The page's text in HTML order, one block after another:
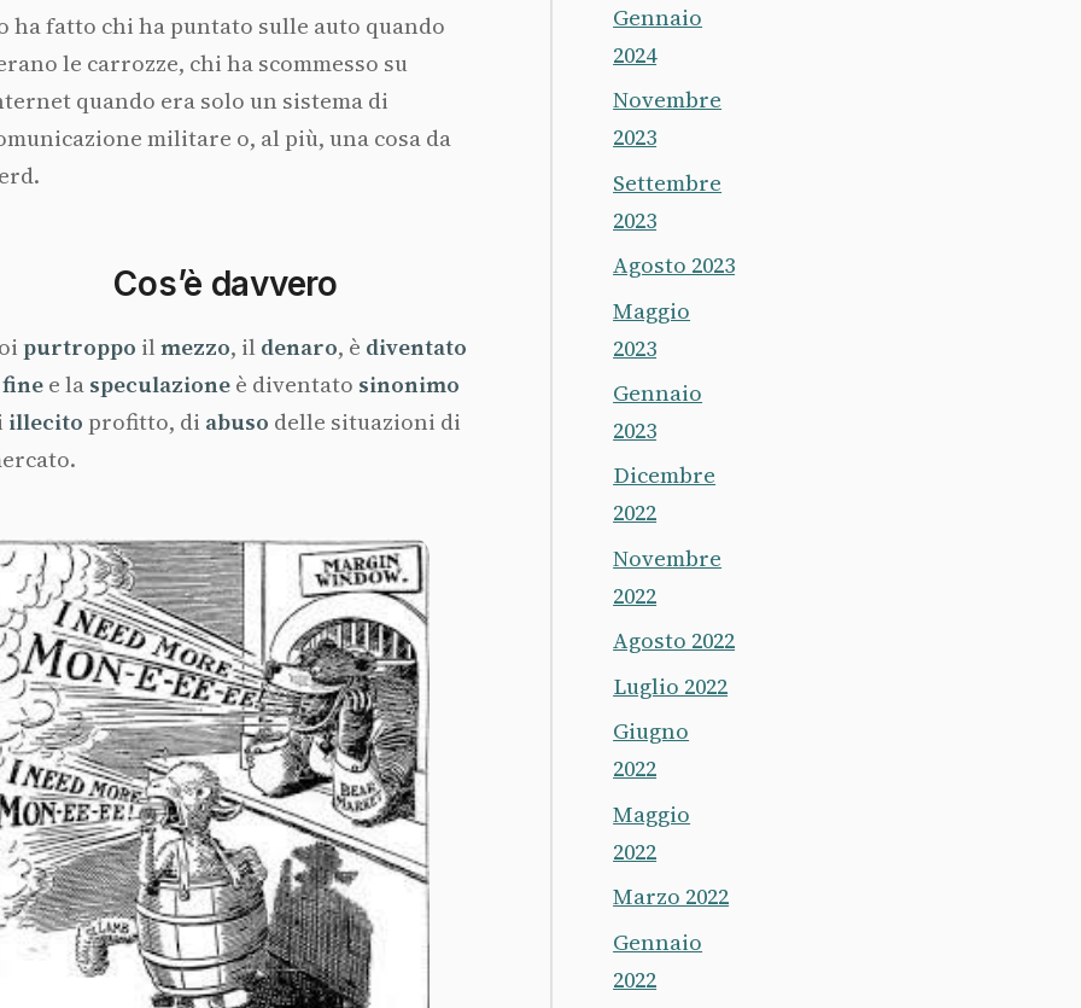
ha fatto chi ha puntato sulle auto quando
le carrozze, chi ha scommesso su
quando era solo un sistema di
militare o, al più, una cosa da
Cos’è davvero
purtroppo ilmezzo, il denaro, è diventato
fine e la speculazione è diventato sinonimo
illecito profitto, di abuso delle situazioni di
Gennaio
2024
Novembre
2023
Settembre
2023
Agosto 2023
Maggio
2023
Gennaio
2023
Dicembre
2022
Novembre
2022
Agosto 2022
Luglio 2022
Giugno
2022
Maggio
2022
Marzo 2022
Gennaio
2022